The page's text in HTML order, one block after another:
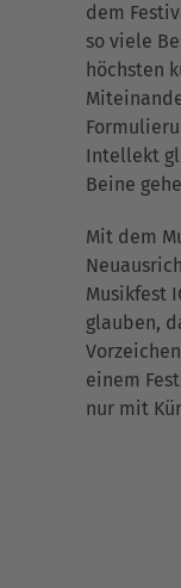
dem
so viele
höchsten
Intellekt
Beine
Mit dem
Musikfest
glauben,
einem
nur mit